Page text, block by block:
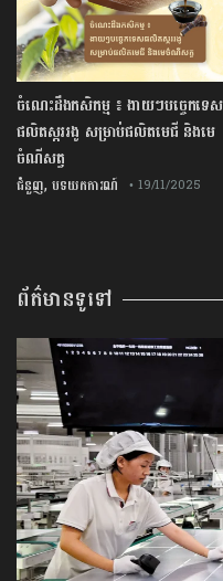
ចំណេះដឹងកសិកម្ម ៖ ងាយៗបច្ចេកទេស
ផលិតស្កររងូ សម្រាប់ផលិតមេជី និងមេ
ចំណីសត្វ
ជំនួញ,បទយកការណ៍ • 19/11/2025
ព័ត៌មានទូទៅ